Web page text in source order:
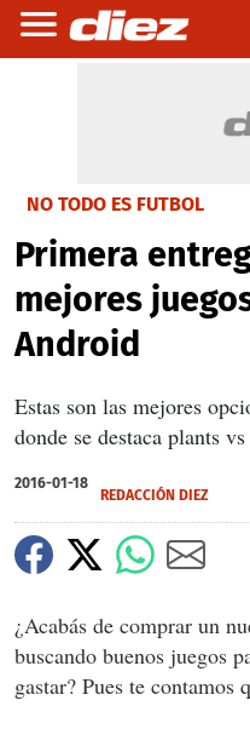
NO TODO ES FUTBOL
Primera
mejores
Android
Estas son las mejores
donde se destaca plants
2016-01-18
REDACCIÓN DIEZ
¿Acabás de comprar un
buscando buenos juegos
gastar? Pues te contamos